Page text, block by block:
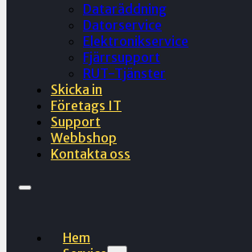
Dataräddning
Datorservice
Elektronikservice
Fjärrsupport
RUT-Tjänster
Skicka in
Företags IT
Support
Webbshop
Kontakta oss
Hem